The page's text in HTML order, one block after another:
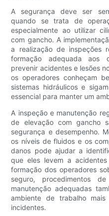
A segurança deve ser
quando se trata de
especialmente ao utilizar
com gancho. A
a realização de inspeções
formação adequada aos
prevenir acidentes e lesões
os operadores conheçam
sistemas hidráulicos e
essencial para manter um
A inspeção e manutenção
de elevação com gancho
segurança e desempenho.
os níveis de fluidos e os
danos pode ajudar a
que eles levem a
formação dos operadores
seguro, procedimentos
manutenção adequadas
ambiente de trabalho
incidentes.